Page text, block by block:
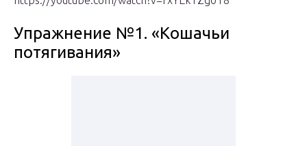
Упражнение №1. «Кошачьи
потягивания»